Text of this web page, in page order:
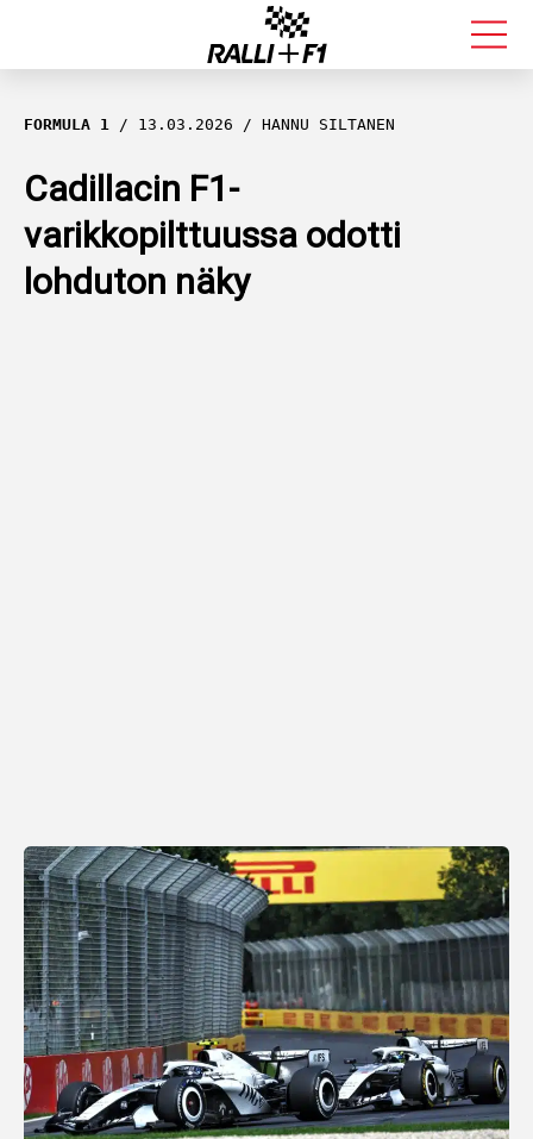
FORMULA 1
RALLI
KALLE ROVANPERÄ
VALTTERI BOTTAS
FORMULA 1 13.03.2026 HANNU SILTANEN
Cadillacin F1-
varikkopilttuussa odotti
lohduton näky